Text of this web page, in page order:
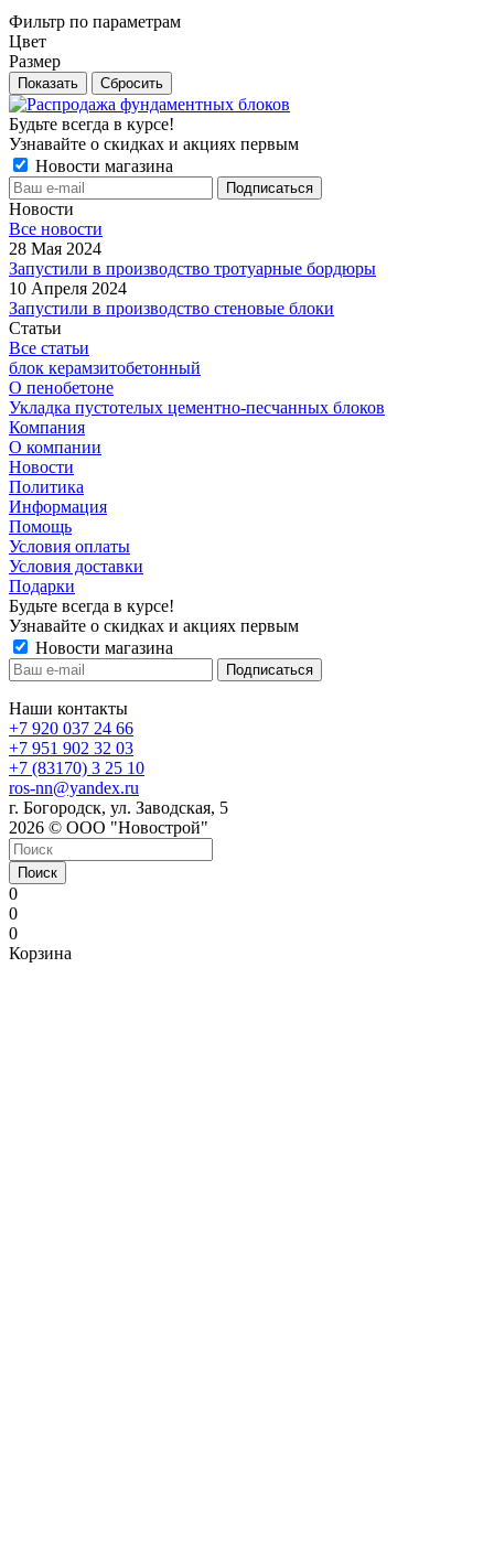
Фильтр по параметрам
Цвет
Размер
Сбросить
Будьте всегда в курсе!
Узнавайте о скидках и акциях первым
Новости магазина
Новости
Все новости
28 Мая 2024
Запустили в производство тротуарные бордюры
10 Апреля 2024
Запустили в производство стеновые блоки
Статьи
Все статьи
блок керамзитобетонный
О пенобетоне
Укладка пустотелых цементно-песчанных блоков
Компания
О компании
Новости
Политика
Информация
Помощь
Условия оплаты
Условия доставки
Подарки
Будьте всегда в курсе!
Узнавайте о скидках и акциях первым
Новости магазина
Наши контакты
+7 920 037 24 66
+7 951 902 32 03
+7 (83170) 3 25 10
ros-nn@yandex.ru
г. Богородск, ул. Заводская, 5
2026 © ООО "Новострой"
Поиск
0
0
0
Корзина